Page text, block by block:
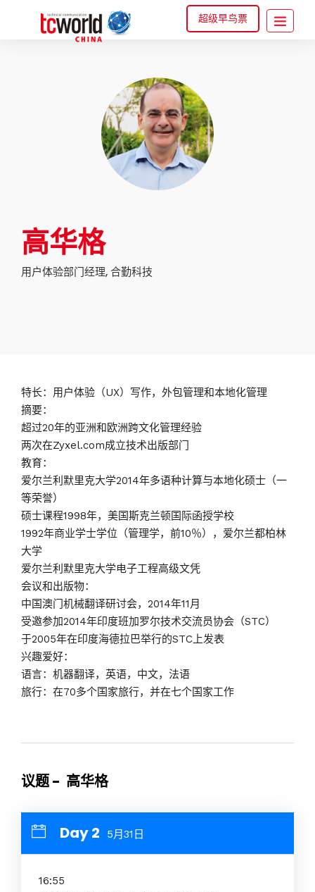
超级早鸟票
高华格
用户体验部门经理, 合勤科技
特长：用户体验（UX）写作，外包管理和本地化管理
摘要：
超过20年的亚洲和欧洲跨文化管理经验
两次在Zyxel.com成立技术出版部门
教育：
爱尔兰利默里克大学2014年多语种计算与本地化硕士（一
等荣誉）
硕士课程1998年，美国斯克兰顿国际函授学校
1992年商业学士学位（管理学，前10％），爱尔兰都柏林
大学
爱尔兰利默里克大学电子工程高级文凭
会议和出版物：
中国澳门机械翻译研讨会，2014年11月
受邀参加2014年印度班加罗尔技术交流员协会（STC）
于2005年在印度海德拉巴举行的STC上发表
兴趣爱好：
语言：机器翻译，英语，中文，法语
旅行：在70多个国家旅行，并在七个国家工作
议题 - 高华格
Day 2 5月31日
16:55